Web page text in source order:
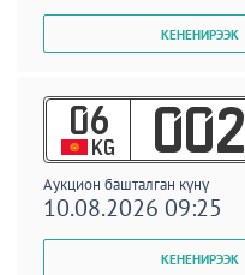
06
KG 002
Аукцион башталган күнү
10.08.2026 09:25